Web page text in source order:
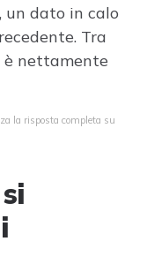
un dato in calo
Tra
è nettamente
la risposta completa su